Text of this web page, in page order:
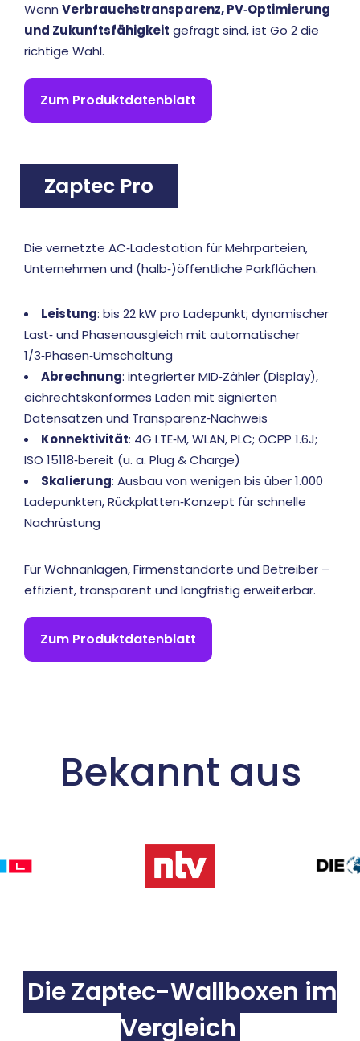
Wenn Verbrauchstransparenz, PV‑Optimierung
und Zukunftsfähigkeit gefragt sind, ist Go 2 die
richtige Wahl.
Zum Produktdatenblatt
Zaptec Pro
Die vernetzte AC‑Ladestation für Mehrparteien,
Unternehmen und (halb‑)öffentliche Parkflächen.
Leistung: bis 22 kW pro Ladepunkt; dynamischer
Last‑ und Phasenausgleich mit automatischer
1/3‑Phasen‑Umschaltung
Abrechnung: integrierter MID‑Zähler (Display),
eichrechtskonformes Laden mit signierten
Datensätzen und Transparenz‑Nachweis
Konnektivität: 4G LTE‑M, WLAN, PLC; OCPP 1.6J;
ISO 15118‑bereit (u. a. Plug & Charge)
Skalierung: Ausbau von wenigen bis über 1.000
Ladepunkten, Rückplatten‑Konzept für schnelle
Nachrüstung
Für Wohnanlagen, Firmenstandorte und Betreiber –
effizient, transparent und langfristig erweiterbar.
Zum Produktdatenblatt
Bekannt aus
Die Zaptec-Wallboxen im
Vergleich